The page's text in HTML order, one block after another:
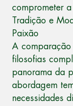
comprometer
Tradição e
Paixão
A comparação
filosofias
panorama da
abordagem
necessidades